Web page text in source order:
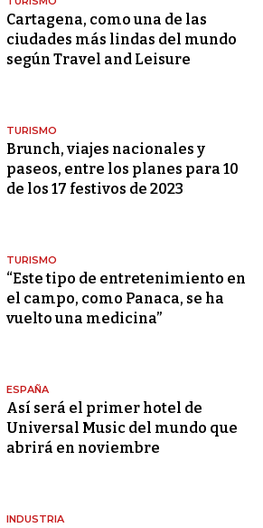
Cartagena, como una de las
ciudades más lindas del mundo
según Travel and Leisure
TURISMO
Brunch, viajes nacionales y
paseos, entre los planes para 10
de los 17 festivos de 2023
TURISMO
“Este tipo de entretenimiento en
el campo, como Panaca, se ha
vuelto una medicina”
ESPAÑA
Así será el primer hotel de
Universal Music del mundo que
abrirá en noviembre
INDUSTRIA